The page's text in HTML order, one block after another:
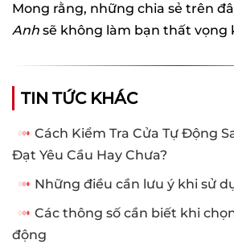
Mong rằng, những chia sẻ trên
Anh sẽ không làm bạn thất vọng
TIN TỨC KHÁC
Cách Kiểm Tra Cửa Tự Động
Đạt Yêu Cầu Hay Chưa?
Những điều cần lưu ý khi sử
Các thông số cần biết khi
động